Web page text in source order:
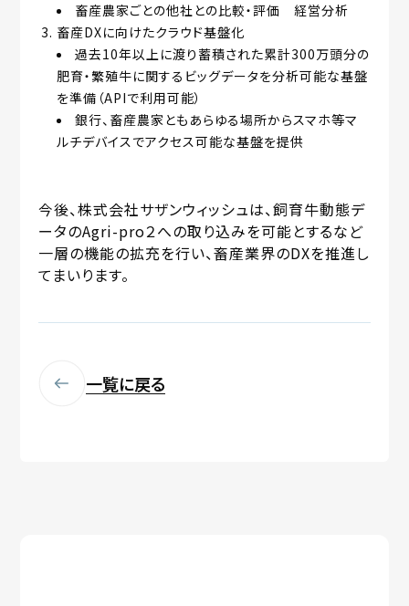
畜産農家ごとの他社との比較・評価 経営分析
畜産DXに向けたクラウド基盤化
過去10年以上に渡り蓄積された累計300万頭分の
肥育・繁殖牛に関するビッグデータを分析可能な基盤
を準備（APIで利用可能）
銀行、畜産農家ともあらゆる場所からスマホ等マ
ルチデバイスでアクセス可能な基盤を提供
今後、株式会社サザンウィッシュは、飼育牛動態デ
ータのAgri-pro２への取り込みを可能とするなど
一層の機能の拡充を行い、畜産業界のDXを推進し
てまいります。
一覧に戻る